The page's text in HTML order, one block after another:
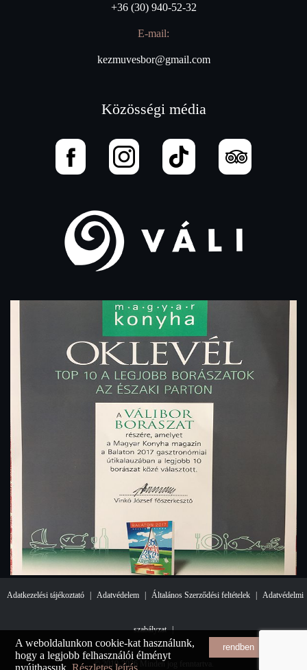
+36 (30) 940-52-32
E-mail:
kezmuvesbor@gmail.com
Közösségi média
Adatkezelési tájékoztató | Adatvédelem | Általános Szerződési feltételek | Adatvédelmi
szabályzat |
© 2019-2026 Minden jog fenntartva.
A weboldalunkon cookie-kat használunk,
hogy a legjobb felhasználói élményt
nyújthassuk.Részletes leírás
rendben